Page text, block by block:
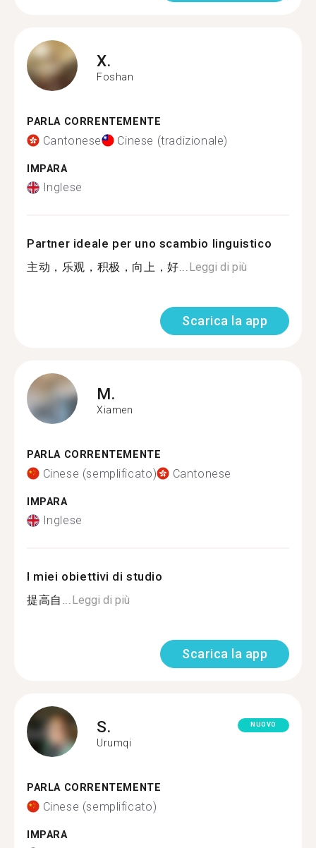
X.
Foshan
PARLA CORRENTEMENTE
Cantonese Cinese (tradizionale)
IMPARA
Inglese
Partner ideale per uno scambio linguistico
主动，乐观，积极，向上，好...Leggi di più
Scarica la app
M.
Xiamen
PARLA CORRENTEMENTE
Cinese (semplificato) Cantonese
IMPARA
Inglese
I miei obiettivi di studio
提高自...Leggi di più
Scarica la app
S.
Urumqi
NUOVO
PARLA CORRENTEMENTE
Cinese (semplificato)
IMPARA